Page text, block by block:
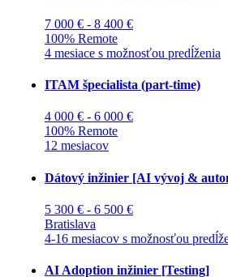
7 000 € - 8 400 €
100% Remote
4 mesiace s možnosťou predĺženia
ITAM špecialista (part-time)
4 000 € - 6 000 €
100% Remote
12 mesiacov
Dátový inžinier [AI vývoj &
5 300 € - 6 500 €
Bratislava
4-16 mesiacov s možnosťou
AI Adoption inžinier [Testing]